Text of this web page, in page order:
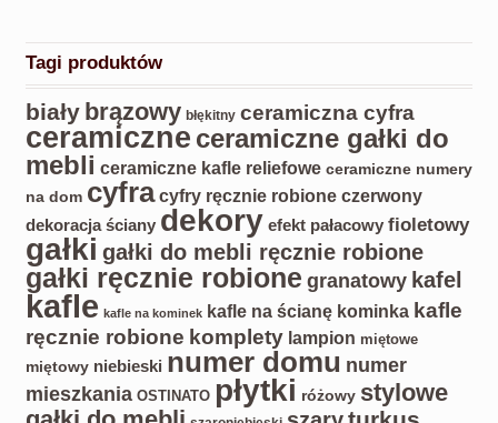
Tagi produktów
biały brązowy błękitny ceramiczna cyfra
ceramiczne ceramiczne gałki do
mebli ceramiczne kafle reliefowe ceramiczne numery
na dom cyfra cyfry ręcznie robione czerwony
dekoracja ściany dekory efekt pałacowy fioletowy
gałki gałki do mebli ręcznie robione
gałki ręcznie robione granatowy kafel
kafle kafle na kominek kafle na ścianę kominka kafle
ręcznie robione komplety lampion miętowe
miętowy niebieski numer domu numer
mieszkania OSTINATO płytki różowy stylowe